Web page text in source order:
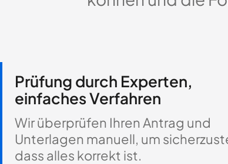
Prüfung durch Experten,
einfaches Verfahren
Wir überprüfen Ihren Antrag und
Unterlagen manuell, um
dass alles korrekt ist.